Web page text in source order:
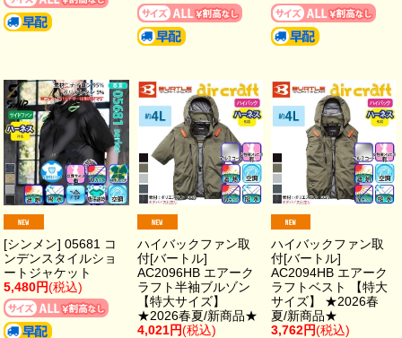
[シンメン] 05681 コ
ンデンスタイルショ
ートジャケット
5,480円(税込)
ハイバックファン取
付[バートル]
AC2096HB エアーク
ラフト半袖ブルゾン
【特大サイズ】
★2026春夏/新商品★
4,021円(税込)
ハイバックファン取
付[バートル]
AC2094HB エアーク
ラフトベスト 【特大
サイズ】 ★2026春
夏/新商品★
3,762円(税込)